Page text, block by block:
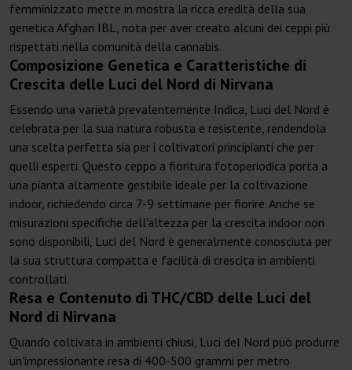
femminizzato mette in mostra la ricca eredità della sua
genetica Afghan IBL, nota per aver creato alcuni dei ceppi più
rispettati nella comunità della cannabis.
Composizione Genetica e Caratteristiche di
Crescita delle Luci del Nord di Nirvana
Essendo una varietà prevalentemente Indica, Luci del Nord è
celebrata per la sua natura robusta e resistente, rendendola
una scelta perfetta sia per i coltivatori principianti che per
quelli esperti. Questo ceppo a fioritura fotoperiodica porta a
una pianta altamente gestibile ideale per la coltivazione
indoor, richiedendo circa 7-9 settimane per fiorire. Anche se
misurazioni specifiche dell'altezza per la crescita indoor non
sono disponibili, Luci del Nord è generalmente conosciuta per
la sua struttura compatta e facilità di crescita in ambienti
controllati.
Resa e Contenuto di THC/CBD delle Luci del
Nord di Nirvana
Quando coltivata in ambienti chiusi, Luci del Nord può produrre
un'impressionante resa di 400-500 grammi per metro